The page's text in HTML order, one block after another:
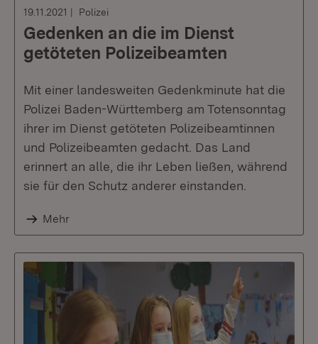
19.11.2021 Polizei
Gedenken an die im Dienst
getöteten Polizeibeamten
Mit einer landesweiten Gedenkminute hat die
Polizei Baden-Württemberg am Totensonntag
ihrer im Dienst getöteten Polizeibeamtinnen
und Polizeibeamten gedacht. Das Land
erinnert an alle, die ihr Leben ließen, während
sie für den Schutz anderer einstanden.
Mehr